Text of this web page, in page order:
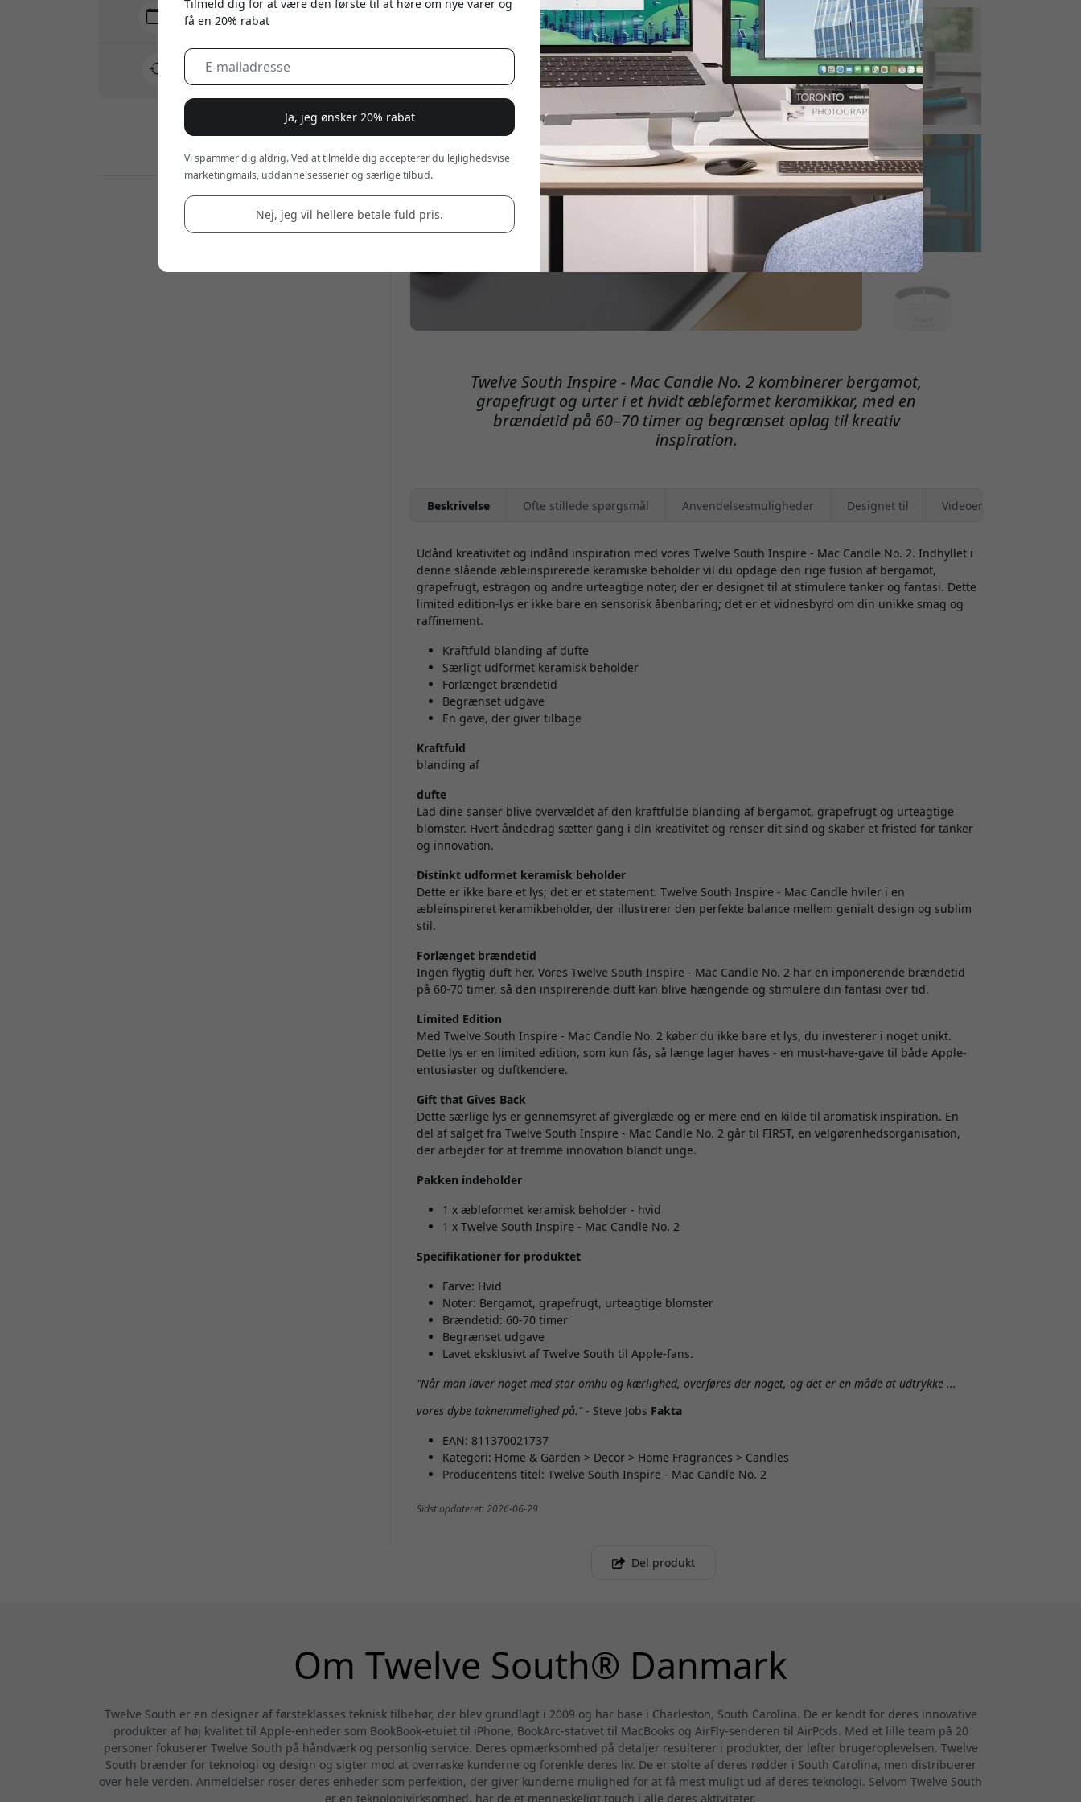
Twelve South Inspire - Mac Candle No. 2 kombinerer bergamot,
grapefrugt og urter i et hvidt æbleformet keramikkar, med en
brændetid på 60–70 timer og begrænset oplag til kreativ
inspiration.
Beskrivelse Ofte stillede spørgsmål Anvendelsesmuligheder Designet til Videoer
Udånd kreativitet og indånd inspiration med vores Twelve South Inspire - Mac Candle No. 2. Indhyllet i
denne slående æbleinspirerede keramiske beholder vil du opdage den rige fusion af bergamot,
grapefrugt, estragon og andre urteagtige noter, der er designet til at stimulere tanker og fantasi. Dette
limited edition-lys er ikke bare en sensorisk åbenbaring; det er et vidnesbyrd om din unikke smag og
raffinement.
Kraftfuld blanding af dufte
Særligt udformet keramisk beholder
Forlænget brændetid
Begrænset udgave
En gave, der giver tilbage
Kraftfuld
blanding af
dufte
Lad dine sanser blive overvældet af den kraftfulde blanding af bergamot, grapefrugt og urteagtige
blomster. Hvert åndedrag sætter gang i din kreativitet og renser dit sind og skaber et fristed for tanker
og innovation.
Distinkt udformet keramisk beholder
Dette er ikke bare et lys; det er et statement. Twelve South Inspire - Mac Candle hviler i en
æbleinspireret keramikbeholder, der illustrerer den perfekte balance mellem genialt design og sublim
stil.
Forlænget brændetid
Ingen flygtig duft her. Vores Twelve South Inspire - Mac Candle No. 2 har en imponerende brændetid
på 60-70 timer, så den inspirerende duft kan blive hængende og stimulere din fantasi over tid.
Limited Edition
Med Twelve South Inspire - Mac Candle No. 2 køber du ikke bare et lys, du investerer i noget unikt.
Dette lys er en limited edition, som kun fås, så længe lager haves - en must-have-gave til både Apple-
entusiaster og duftkendere.
Gift that Gives Back
Dette særlige lys er gennemsyret af giverglæde og er mere end en kilde til aromatisk inspiration. En
del af salget fra Twelve South Inspire - Mac Candle No. 2 går til FIRST, en velgørenhedsorganisation,
der arbejder for at fremme innovation blandt unge.
Pakken indeholder
1 x æbleformet keramisk beholder - hvid
1 x Twelve South Inspire - Mac Candle No. 2
Specifikationer for produktet
Farve: Hvid
Noter: Bergamot, grapefrugt, urteagtige blomster
Brændetid: 60-70 timer
Begrænset udgave
Lavet eksklusivt af Twelve South til Apple-fans.
"Når man laver noget med stor omhu og kærlighed, overføres der noget, og det er en måde at udtrykke ...
vores dybe taknemmelighed på."- Steve Jobs Fakta
EAN: 811370021737
Kategori: Home & Garden > Decor > Home Fragrances > Candles
Producentens titel: Twelve South Inspire - Mac Candle No. 2
Sidst opdateret: 2026-06-29
Levering 10-12 august
Hurtig og sporbar levering
30 dages returret
Del produkt
Om Twelve South® Danmark
Twelve South er en designer af førsteklasses teknisk tilbehør, der blev grundlagt i 2009 og har base i Charleston, South Carolina. De er kendt for deres innovative
produkter af høj kvalitet til Apple-enheder som BookBook-etuiet til iPhone, BookArc-stativet til MacBooks og AirFly-senderen til AirPods. Med et lille team på 20
personer fokuserer Twelve South på håndværk og personlig service. Deres opmærksomhed på detaljer resulterer i produkter, der løfter brugeroplevelsen. Twelve
South brænder for teknologi og design og sigter mod at overraske kunderne og forenkle deres liv. De er stolte af deres rødder i South Carolina, men distribuerer
over hele verden. Anmeldelser roser deres enheder som perfektion, der giver kunderne mulighed for at få mest muligt ud af deres teknologi. Selvom Twelve South
er en teknologivirksomhed, har de et menneskeligt touch i alle deres aktiviteter.
Tilmeld dig for at være den første til at høre om nye varer og
få en 20% rabat
Ja, jeg ønsker 20% rabat
Vi spammer dig aldrig. Ved at tilmelde dig accepterer du lejlighedsvise
marketingmails, uddannelsesserier og særlige tilbud.
Nej, jeg vil hellere betale fuld pris.